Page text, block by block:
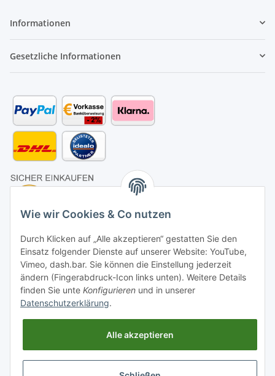
Informationen
Gesetzliche Informationen
Wie wir Cookies & Co nutzen
Durch Klicken auf „Alle akzeptieren“ gestatten Sie den
Einsatz folgender Dienste auf unserer Website: YouTube,
Vimeo, dash.bar. Sie können die Einstellung jederzeit
ändern (Fingerabdruck-Icon links unten). Weitere Details
finden Sie unte Konfigurieren und in unserer
Datenschutzerklärung.
Alle akzeptieren